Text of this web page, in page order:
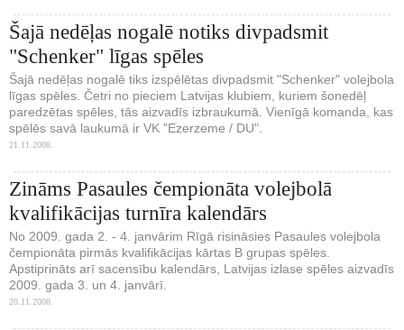
Šajā nedēļas nogalē notiks divpadsmit
"Schenker" līgas spēles
Šajā nedēļas nogalē tiks izspēlētas divpadsmit "Schenker" volejbola
līgas spēles. Četri no pieciem Latvijas klubiem, kuriem šonedēļ
paredzētas spēles, tās aizvadīs izbraukumā. Vienīgā komanda, kas
spēlēs savā laukumā ir VK "Ezerzeme / DU".
21.11.2008.
Zināms Pasaules čempionāta volejbolā
kvalifikācijas turnīra kalendārs
No 2009. gada 2. - 4. janvārim Rīgā risināsies Pasaules volejbola
čempionāta pirmās kvalifikācijas kārtas B grupas spēles.
Apstiprināts arī sacensību kalendārs, Latvijas izlase spēles aizvadīs
2009. gada 3. un 4. janvārī.
20.11.2008.